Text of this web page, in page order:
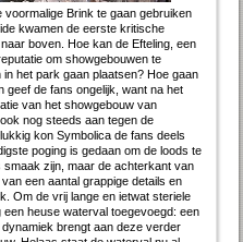
voormalige Brink te gaan gebruiken
kwamen de eerste kritische
boven. Hoe kan de Efteling, een
om showgebouwen te
het park gaan plaatsen? Hoe gaan
geef de fans ongelijk, want na het
van het showgebouw van
nog steeds aan tegen de
kon Symbolica de fans deels
poging is gedaan om de loods te
zijn, maar de achterkant van
een aantal grappige details en
Om de vrij lange en ietwat steriele
heuse waterval toegevoegd: een
brengt aan deze verder